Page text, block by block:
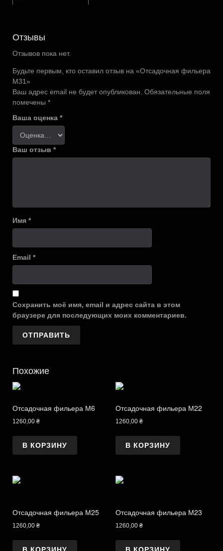
Отзывы
Отзывов пока нет.
Будьте первым, кто оставил отзыв на «Отсадочная фильера
М31»
Ваш адрес email не будет опубликован. Обязательные поля
помечены *
Ваша оценка *
Ваш отзыв *
Имя *
Email *
Сохранить моё имя, email и адрес сайта в этом
браузере для последующих моих комментариев.
Похожие
Отсадочная фильера М6
1260,00 ₴
В КОРЗИНУ
Отсадочная фильера М22
1260,00 ₴
В КОРЗИНУ
Отсадочная фильера М25
1260,00 ₴
В КОРЗИНУ
Отсадочная фильера М23
1260,00 ₴
В КОРЗИНУ